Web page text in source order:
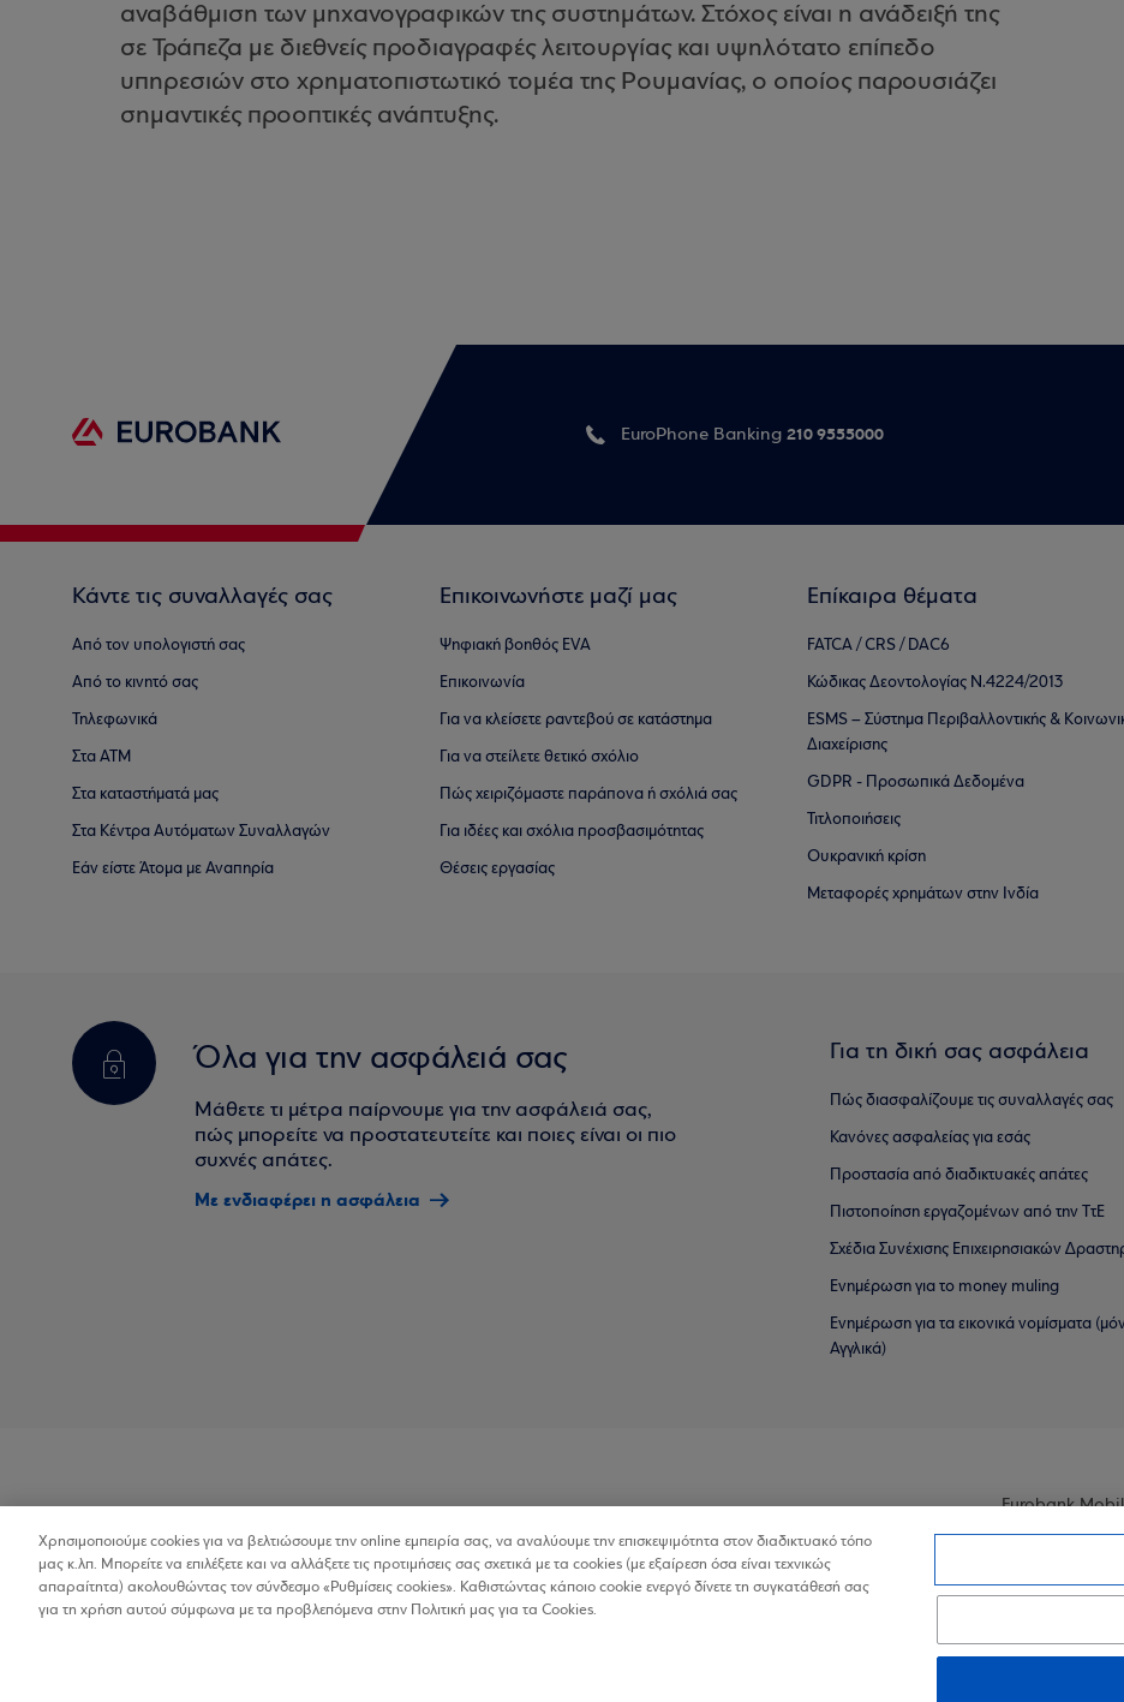
αναβάθμιση των μηχανογραφικών της συστημάτων. Στόχος είναι η ανάδειξή της
σε Τράπεζα με διεθνείς προδιαγραφές λειτουργίας και υψηλότατο επίπεδο
υπηρεσιών στο χρηματοπιστωτικό τομέα της Ρουμανίας, ο οποίος παρουσιάζει
σημαντικές προοπτικές ανάπτυξης.
EuroPhone Banking 210 9555000
Κάντε τις συναλλαγές σας
Από τον υπολογιστή σας
Από το κινητό σας
Τηλεφωνικά
Στα ΑΤΜ
Στα καταστήματά μας
Στα Κέντρα Αυτόματων Συναλλαγών
Εάν είστε Άτομα με Αναπηρία
Επικοινωνήστε μαζί μας
Ψηφιακή βοηθός EVA
Επικοινωνία
Για να κλείσετε ραντεβού σε κατάστημα
Για να στείλετε θετικό σχόλιο
Πώς χειριζόμαστε παράπονα ή σχόλιά σας
Για ιδέες και σχόλια προσβασιμότητας
Θέσεις εργασίας
Επίκαιρα θέματα
FATCA / CRS / DAC6
Κώδικας Δεοντολογίας Ν.4224/2013
ESMS – Σύστημα Περιβαλλοντικής &
Διαχείρισης
GDPR - Προσωπικά Δεδομένα
Τιτλοποιήσεις
Ουκρανική κρίση
Μεταφορές χρημάτων στην Ινδία
Όλα για την ασφάλειά σας
Μάθετε τι μέτρα παίρνουμε για την ασφάλειά σας,
πώς μπορείτε να προστατευτείτε και ποιες είναι οι πιο
συχνές απάτες.
Με ενδιαφέρει η ασφάλεια
Για τη δική σας ασφάλεια
Πώς διασφαλίζουμε τις συναλλαγές σας
Κανόνες ασφαλείας για εσάς
Προστασία από διαδικτυακές απάτες
Πιστοποίηση εργαζομένων από την ΤτΕ
Σχέδια Συνέχισης Επιχειρησιακών
Ενημέρωση για το money muling
Ενημέρωση για τα εικονικά νομίσματα
Αγγλικά)
Προσβασιμότητα
Eurobank
Πολιτική Cookies
Χρησιμοποιούμε cookies για να βελτιώσουμε την online εμπειρία σας, να αναλύουμε την επισκεψιμότητα στον διαδικτυακό τόπο
μας κ.λπ. Μπορείτε να επιλέξετε και να αλλάξετε τις προτιμήσεις σας σχετικά με τα cookies (με εξαίρεση όσα είναι τεχνικώς
απαραίτητα) ακολουθώντας τον σύνδεσμο «Ρυθμίσεις cookies». Καθιστώντας κάποιο cookie ενεργό δίνετε τη συγκατάθεσή σας
για τη χρήση αυτού σύμφωνα με τα προβλεπόμενα στην Πολιτική μας για τα Cookies.